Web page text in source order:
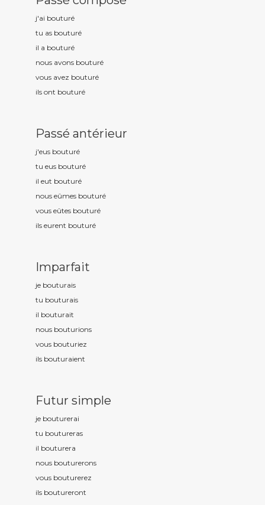
j'ai bouturé
tu as bouturé
il a bouturé
nous avons bouturé
vous avez bouturé
ils ont bouturé
Passé antérieur
j'eus bouturé
tu eus bouturé
il eut bouturé
nous eûmes bouturé
vous eûtes bouturé
ils eurent bouturé
Imparfait
je bouturais
tu bouturais
il bouturait
nous bouturions
vous bouturiez
ils bouturaient
Futur simple
je bouturerai
tu boutureras
il bouturera
nous bouturerons
vous bouturerez
ils boutureront